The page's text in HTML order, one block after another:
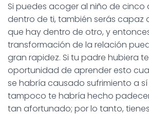
Si puedes acoger al niño de cinco
dentro de ti, también serás capaz
que hay dentro de otro, y
transformación de la relación
gran rapidez. Si tu padre hubiera
oportunidad de aprender esto
se habría causado sufrimiento a sí
tampoco te habría hecho
tan afortunado; por lo tanto,